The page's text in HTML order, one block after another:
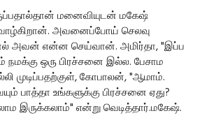
மனைவியுடன் மகேஷ்
அவனைப்போய் செலவு
அவன் என்ன செய்வான். அமிர்தா, "இப்ப
நமக்கு ஒரு பிரச்சனை இல்ல. பேசாம
முடிப்பதற்குள், கோபாலன், "ஆமாம்.
பாத்தா உங்களுக்கு பிரச்சனை ஏது?
இருக்கலாம்" என்று வெடித்தார்.மகேஷ்.